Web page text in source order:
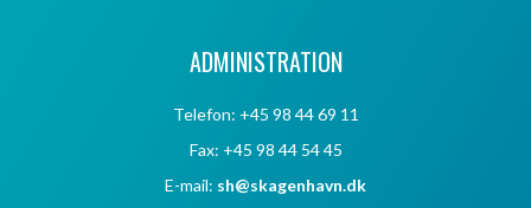
ADMINISTRATION
Telefon: +45 98 44 69 11
Fax: +45 98 44 54 45
E-mail: sh@skagenhavn.dk